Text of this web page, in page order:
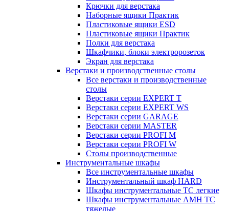
Крючки для верстака
Наборные ящики Практик
Пластиковые ящики ESD
Пластиковые ящики Практик
Полки для верстака
Шкафчики, блоки электророзеток
Экран для верстака
Верстаки и производственные столы
Все верстаки и производственные
столы
Верстаки серии EXPERT T
Верстаки серии EXPERT WS
Верстаки серии GARAGE
Верстаки серии MASTER
Верстаки серии PROFI M
Верстаки серии PROFI W
Столы производственные
Инструментальные шкафы
Все инструментальные шкафы
Инструментальный шкаф HARD
Шкафы инструментальные ТС легкие
Шкафы инструментальные AMH TC
тяжелые